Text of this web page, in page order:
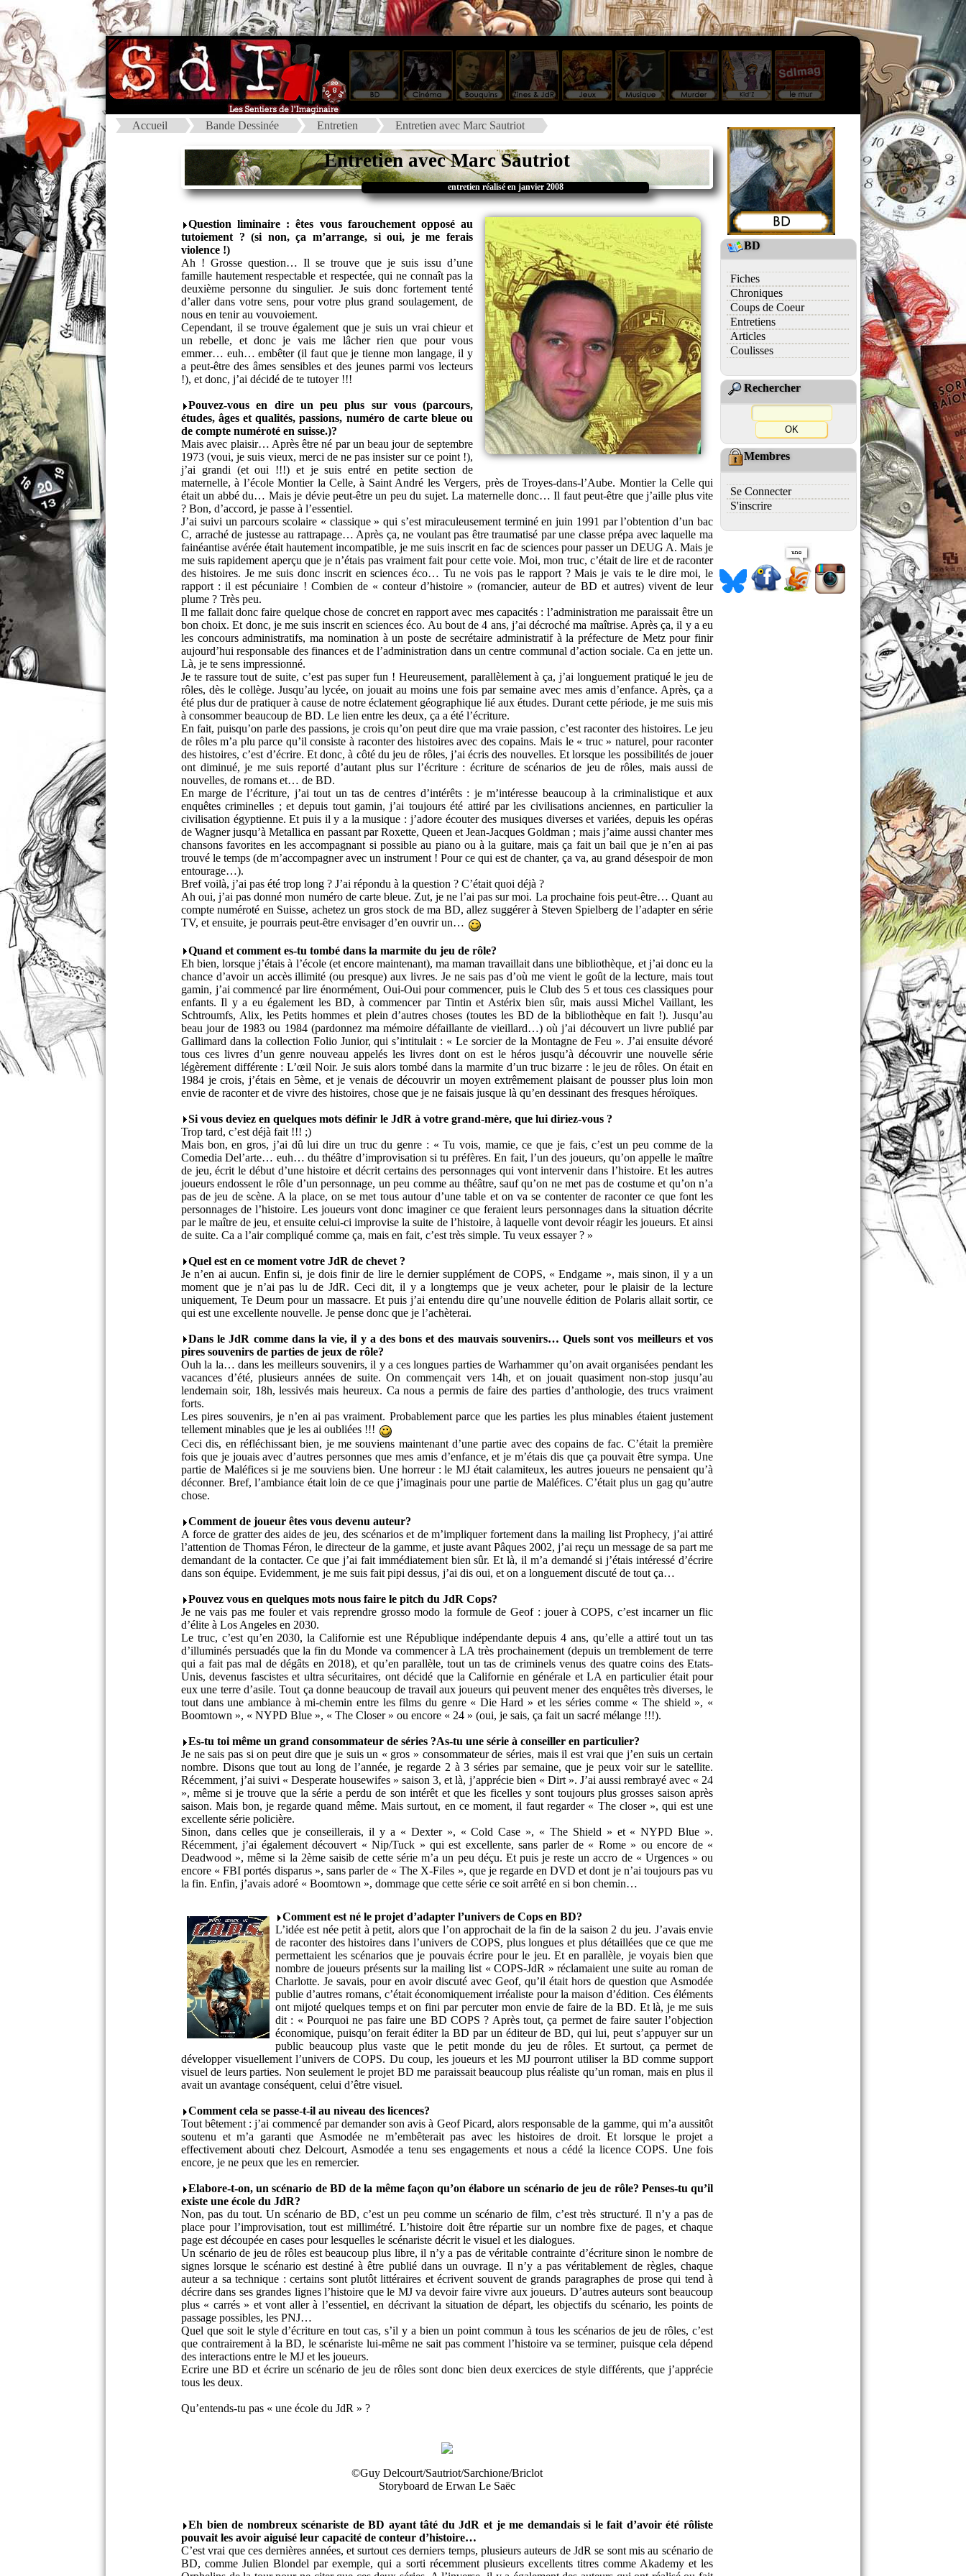
Accueil Bande Dessinée Entretien Entretien avec Marc Sautriot
Entretien avec Marc Sautriot
entretien réalisé en janvier 2008
Question liminaire : êtes vous farouchement opposé au
tutoiement ? (si non, ça m’arrange, si oui, je me ferais
violence !)
Ah ! Grosse question… Il se trouve que je suis issu d’une
famille hautement respectable et respectée, qui ne connaît pas la
deuxième personne du singulier. Je suis donc fortement tenté
d’aller dans votre sens, pour votre plus grand soulagement, de
nous en tenir au vouvoiement.
Cependant, il se trouve également que je suis un vrai chieur et
un rebelle, et donc je vais me lâcher rien que pour vous
emmer… euh… embêter (il faut que je tienne mon langage, il y
a peut-être des âmes sensibles et des jeunes parmi vos lecteurs
!), et donc, j’ai décidé de te tutoyer !!!
Pouvez-vous en dire un peu plus sur vous (parcours,
études, âges et qualités, passions, numéro de carte bleue ou
de compte numéroté en suisse.)?
Mais avec plaisir… Après être né par un beau jour de septembre
1973 (voui, je suis vieux, merci de ne pas insister sur ce point !),
j’ai grandi (et oui !!!) et je suis entré en petite section de
maternelle, à l’école Montier la Celle, à Saint André les Vergers, près de Troyes-dans-l’Aube. Montier la Celle qui
était un abbé du… Mais je dévie peut-être un peu du sujet. La maternelle donc… Il faut peut-être que j’aille plus vite
? Bon, d’accord, je passe à l’essentiel.
J’ai suivi un parcours scolaire « classique » qui s’est miraculeusement terminé en juin 1991 par l’obtention d’un bac
C, arraché de justesse au rattrapage… Après ça, ne voulant pas être traumatisé par une classe prépa avec laquelle ma
fainéantise avérée était hautement incompatible, je me suis inscrit en fac de sciences pour passer un DEUG A. Mais je
me suis rapidement aperçu que je n’étais pas vraiment fait pour cette voie. Moi, mon truc, c’était de lire et de raconter
des histoires. Je me suis donc inscrit en sciences éco… Tu ne vois pas le rapport ? Mais je vais te le dire moi, le
rapport : il est pécuniaire ! Combien de « conteur d’histoire » (romancier, auteur de BD et autres) vivent de leur
plume ? Très peu.
Il me fallait donc faire quelque chose de concret en rapport avec mes capacités : l’administration me paraissait être un
bon choix. Et donc, je me suis inscrit en sciences éco. Au bout de 4 ans, j’ai décroché ma maîtrise. Après ça, il y a eu
les concours administratifs, ma nomination à un poste de secrétaire administratif à la préfecture de Metz pour finir
aujourd’hui responsable des finances et de l’administration dans un centre communal d’action sociale. Ca en jette un.
Là, je te sens impressionné.
Je te rassure tout de suite, c’est pas super fun ! Heureusement, parallèlement à ça, j’ai longuement pratiqué le jeu de
rôles, dès le collège. Jusqu’au lycée, on jouait au moins une fois par semaine avec mes amis d’enfance. Après, ça a
été plus dur de pratiquer à cause de notre éclatement géographique lié aux études. Durant cette période, je me suis mis
à consommer beaucoup de BD. Le lien entre les deux, ça a été l’écriture.
En fait, puisqu’on parle des passions, je crois qu’on peut dire que ma vraie passion, c’est raconter des histoires. Le jeu
de rôles m’a plu parce qu’il consiste à raconter des histoires avec des copains. Mais le « truc » naturel, pour raconter
des histoires, c’est d’écrire. Et donc, à côté du jeu de rôles, j’ai écris des nouvelles. Et lorsque les possibilités de jouer
ont diminué, je me suis reporté d’autant plus sur l’écriture : écriture de scénarios de jeu de rôles, mais aussi de
nouvelles, de romans et… de BD.
En marge de l’écriture, j’ai tout un tas de centres d’intérêts : je m’intéresse beaucoup à la criminalistique et aux
enquêtes criminelles ; et depuis tout gamin, j’ai toujours été attiré par les civilisations anciennes, en particulier la
civilisation égyptienne. Et puis il y a la musique : j’adore écouter des musiques diverses et variées, depuis les opéras
de Wagner jusqu’à Metallica en passant par Roxette, Queen et Jean-Jacques Goldman ; mais j’aime aussi chanter mes
chansons favorites en les accompagnant si possible au piano ou à la guitare, mais ça fait un bail que je n’en ai pas
trouvé le temps (de m’accompagner avec un instrument ! Pour ce qui est de chanter, ça va, au grand désespoir de mon
entourage…).
Bref voilà, j’ai pas été trop long ? J’ai répondu à la question ? C’était quoi déjà ?
Ah oui, j’ai pas donné mon numéro de carte bleue. Zut, je ne l’ai pas sur moi. La prochaine fois peut-être… Quant au
compte numéroté en Suisse, achetez un gros stock de ma BD, allez suggérer à Steven Spielberg de l’adapter en série
TV, et ensuite, je pourrais peut-être envisager d’en ouvrir un…
Quand et comment es-tu tombé dans la marmite du jeu de rôle?
Eh bien, lorsque j’étais à l’école (et encore maintenant), ma maman travaillait dans une bibliothèque, et j’ai donc eu la
chance d’avoir un accès illimité (ou presque) aux livres. Je ne sais pas d’où me vient le goût de la lecture, mais tout
gamin, j’ai commencé par lire énormément, Oui-Oui pour commencer, puis le Club des 5 et tous ces classiques pour
enfants. Il y a eu également les BD, à commencer par Tintin et Astérix bien sûr, mais aussi Michel Vaillant, les
Schtroumfs, Alix, les Petits hommes et plein d’autres choses (toutes les BD de la bibliothèque en fait !). Jusqu’au
beau jour de 1983 ou 1984 (pardonnez ma mémoire défaillante de vieillard…) où j’ai découvert un livre publié par
Gallimard dans la collection Folio Junior, qui s’intitulait : « Le sorcier de la Montagne de Feu ». J’ai ensuite dévoré
tous ces livres d’un genre nouveau appelés les livres dont on est le héros jusqu’à découvrir une nouvelle série
légèrement différente : L’œil Noir. Je suis alors tombé dans la marmite d’un truc bizarre : le jeu de rôles. On était en
1984 je crois, j’étais en 5ème, et je venais de découvrir un moyen extrêmement plaisant de pousser plus loin mon
envie de raconter et de vivre des histoires, chose que je ne faisais jusque là qu’en dessinant des fresques héroïques.
Si vous deviez en quelques mots définir le JdR à votre grand-mère, que lui diriez-vous ?
Trop tard, c’est déjà fait !!! ;)
Mais bon, en gros, j’ai dû lui dire un truc du genre : « Tu vois, mamie, ce que je fais, c’est un peu comme de la
Comedia Del’arte… euh… du théâtre d’improvisation si tu préfères. En fait, l’un des joueurs, qu’on appelle le maître
de jeu, écrit le début d’une histoire et décrit certains des personnages qui vont intervenir dans l’histoire. Et les autres
joueurs endossent le rôle d’un personnage, un peu comme au théâtre, sauf qu’on ne met pas de costume et qu’on n’a
pas de jeu de scène. A la place, on se met tous autour d’une table et on va se contenter de raconter ce que font les
personnages de l’histoire. Les joueurs vont donc imaginer ce que feraient leurs personnages dans la situation décrite
par le maître de jeu, et ensuite celui-ci improvise la suite de l’histoire, à laquelle vont devoir réagir les joueurs. Et ainsi
de suite. Ca a l’air compliqué comme ça, mais en fait, c’est très simple. Tu veux essayer ? »
Quel est en ce moment votre JdR de chevet ?
Je n’en ai aucun. Enfin si, je dois finir de lire le dernier supplément de COPS, « Endgame », mais sinon, il y a un
moment que je n’ai pas lu de JdR. Ceci dit, il y a longtemps que je veux acheter, pour le plaisir de la lecture
uniquement, Te Deum pour un massacre. Et puis j’ai entendu dire qu’une nouvelle édition de Polaris allait sortir, ce
qui est une excellente nouvelle. Je pense donc que je l’achèterai.
Dans le JdR comme dans la vie, il y a des bons et des mauvais souvenirs… Quels sont vos meilleurs et vos
pires souvenirs de parties de jeux de rôle?
Ouh la la… dans les meilleurs souvenirs, il y a ces longues parties de Warhammer qu’on avait organisées pendant les
vacances d’été, plusieurs années de suite. On commençait vers 14h, et on jouait quasiment non-stop jusqu’au
lendemain soir, 18h, lessivés mais heureux. Ca nous a permis de faire des parties d’anthologie, des trucs vraiment
forts.
Les pires souvenirs, je n’en ai pas vraiment. Probablement parce que les parties les plus minables étaient justement
tellement minables que je les ai oubliées !!!
Ceci dis, en réfléchissant bien, je me souviens maintenant d’une partie avec des copains de fac. C’était la première
fois que je jouais avec d’autres personnes que mes amis d’enfance, et je m’étais dis que ça pouvait être sympa. Une
partie de Maléfices si je me souviens bien. Une horreur : le MJ était calamiteux, les autres joueurs ne pensaient qu’à
déconner. Bref, l’ambiance était loin de ce que j’imaginais pour une partie de Maléfices. C’était plus un gag qu’autre
chose.
Comment de joueur êtes vous devenu auteur?
A force de gratter des aides de jeu, des scénarios et de m’impliquer fortement dans la mailing list Prophecy, j’ai attiré
l’attention de Thomas Féron, le directeur de la gamme, et juste avant Pâques 2002, j’ai reçu un message de sa part me
demandant de la contacter. Ce que j’ai fait immédiatement bien sûr. Et là, il m’a demandé si j’étais intéressé d’écrire
dans son équipe. Evidemment, je me suis fait pipi dessus, j’ai dis oui, et on a longuement discuté de tout ça…
Pouvez vous en quelques mots nous faire le pitch du JdR Cops?
Je ne vais pas me fouler et vais reprendre grosso modo la formule de Geof : jouer à COPS, c’est incarner un flic
d’élite à Los Angeles en 2030.
Le truc, c’est qu’en 2030, la Californie est une République indépendante depuis 4 ans, qu’elle a attiré tout un tas
d’illuminés persuadés que la fin du Monde va commencer à LA très prochainement (depuis un tremblement de terre
qui a fait pas mal de dégâts en 2018), et qu’en parallèle, tout un tas de criminels venus des quatre coins des Etats-
Unis, devenus fascistes et ultra sécuritaires, ont décidé que la Californie en générale et LA en particulier était pour
eux une terre d’asile. Tout ça donne beaucoup de travail aux joueurs qui peuvent mener des enquêtes très diverses, le
tout dans une ambiance à mi-chemin entre les films du genre « Die Hard » et les séries comme « The shield », «
Boomtown », « NYPD Blue », « The Closer » ou encore « 24 » (oui, je sais, ça fait un sacré mélange !!!).
Es-tu toi même un grand consommateur de séries ?As-tu une série à conseiller en particulier?
Je ne sais pas si on peut dire que je suis un « gros » consommateur de séries, mais il est vrai que j’en suis un certain
nombre. Disons que tout au long de l’année, je regarde 2 à 3 séries par semaine, que je peux voir sur le satellite.
Récemment, j’ai suivi « Desperate housewifes » saison 3, et là, j’apprécie bien « Dirt ». J’ai aussi rembrayé avec « 24
», même si je trouve que la série a perdu de son intérêt et que les ficelles y sont toujours plus grosses saison après
saison. Mais bon, je regarde quand même. Mais surtout, en ce moment, il faut regarder « The closer », qui est une
excellente série policière.
Sinon, dans celles que je conseillerais, il y a « Dexter », « Cold Case », « The Shield » et « NYPD Blue ».
Récemment, j’ai également découvert « Nip/Tuck » qui est excellente, sans parler de « Rome » ou encore de «
Deadwood », même si la 2ème saisib de cette série m’a un peu déçu. Et puis je reste un accro de « Urgences » ou
encore « FBI portés disparus », sans parler de « The X-Files », que je regarde en DVD et dont je n’ai toujours pas vu
la fin. Enfin, j’avais adoré « Boomtown », dommage que cette série ce soit arrêté en si bon chemin…
Comment est né le projet d’adapter l’univers de Cops en BD?
L’idée est née petit à petit, alors que l’on approchait de la fin de la saison 2 du jeu. J’avais envie
de raconter des histoires dans l’univers de COPS, plus longues et plus détaillées que ce que me
permettaient les scénarios que je pouvais écrire pour le jeu. Et en parallèle, je voyais bien que
nombre de joueurs présents sur la mailing list « COPS-JdR » réclamaient une suite au roman de
Charlotte. Je savais, pour en avoir discuté avec Geof, qu’il était hors de question que Asmodée
publie d’autres romans, c’était économiquement irréaliste pour la maison d’édition. Ces éléments
ont mijoté quelques temps et on fini par percuter mon envie de faire de la BD. Et là, je me suis
dit : « Pourquoi ne pas faire une BD COPS ? Après tout, ça permet de faire sauter l’objection
économique, puisqu’on ferait éditer la BD par un éditeur de BD, qui lui, peut s’appuyer sur un
public beaucoup plus vaste que le petit monde du jeu de rôles. Et surtout, ça permet de
développer visuellement l’univers de COPS. Du coup, les joueurs et les MJ pourront utiliser la BD comme support
visuel de leurs parties. Non seulement le projet BD me paraissait beaucoup plus réaliste qu’un roman, mais en plus il
avait un avantage conséquent, celui d’être visuel.
Comment cela se passe-t-il au niveau des licences?
Tout bêtement : j’ai commencé par demander son avis à Geof Picard, alors responsable de la gamme, qui m’a aussitôt
soutenu et m’a garanti que Asmodée ne m’embêterait pas avec les histoires de droit. Et lorsque le projet a
effectivement abouti chez Delcourt, Asmodée a tenu ses engagements et nous a cédé la licence COPS. Une fois
encore, je ne peux que les en remercier.
Elabore-t-on, un scénario de BD de la même façon qu’on élabore un scénario de jeu de rôle? Penses-tu qu’il
existe une école du JdR?
Non, pas du tout. Un scénario de BD, c’est un peu comme un scénario de film, c’est très structuré. Il n’y a pas de
place pour l’improvisation, tout est millimétré. L’histoire doit être répartie sur un nombre fixe de pages, et chaque
page est découpée en cases pour lesquelles le scénariste décrit le visuel et les dialogues.
Un scénario de jeu de rôles est beaucoup plus libre, il n’y a pas de véritable contrainte d’écriture sinon le nombre de
signes lorsque le scénario est destiné à être publié dans un ouvrage. Il n’y a pas véritablement de règles, chaque
auteur a sa technique : certains sont plutôt littéraires et écrivent souvent de grands paragraphes de prose qui tend à
décrire dans ses grandes lignes l’histoire que le MJ va devoir faire vivre aux joueurs. D’autres auteurs sont beaucoup
plus « carrés » et vont aller à l’essentiel, en décrivant la situation de départ, les objectifs du scénario, les points de
passage possibles, les PNJ…
Quel que soit le style d’écriture en tout cas, s’il y a bien un point commun à tous les scénarios de jeu de rôles, c’est
que contrairement à la BD, le scénariste lui-même ne sait pas comment l’histoire va se terminer, puisque cela dépend
des interactions entre le MJ et les joueurs.
Ecrire une BD et écrire un scénario de jeu de rôles sont donc bien deux exercices de style différents, que j’apprécie
tous les deux.
Qu’entends-tu pas « une école du JdR » ?
©Guy Delcourt/Sautriot/Sarchione/Briclot
Storyboard de Erwan Le Saëc
Eh bien de nombreux scénariste de BD ayant tâté du JdR et je me demandais si le fait d’avoir été rôliste
pouvait les avoir aiguisé leur capacité de conteur d’histoire…
C’est vrai que ces dernières années, et surtout ces derniers temps, plusieurs auteurs de JdR se sont mis au scénario de
BD, comme Julien Blondel par exemple, qui a sorti récemment plusieurs excellents titres comme Akademy et les
BD
Fiches
Chroniques
Coups de Coeur
Entretiens
Articles
Coulisses
Rechercher
Membres
Se Connecter
S'inscrire